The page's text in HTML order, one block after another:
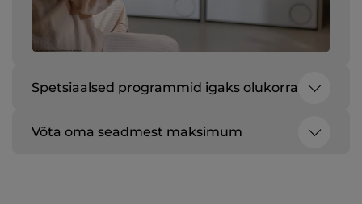
Spetsiaalsed programmid igaks olukorraks
kuivatusprogrammile, mis on loodud õrnade
kangaste, erihügieeni vajaduste ja palju muu
Võta oma seadmest maksimum